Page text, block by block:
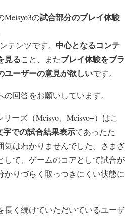
Meisyo3の試合部分のプレイ体験
テンツです。 中心となるコンテ
見ること、またプレイ体験をブラ
ユーザーの意見が欲しいです。
回答をお願いしています。
ーズ（Meisyo、Meisyo+）はこ
字での試合結果表示であったた
気はわかりませんでした。さまざ
して、ゲームのコアとして試合が
かりづらく取っつきにくい状態に
長く続けていただいているユーザ